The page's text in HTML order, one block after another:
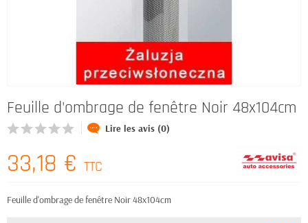
Feuille d'ombrage de fenêtre Noir 48x104cm
Lire les avis (0)
33,18 € TTC
Feuille d'ombrage de fenêtre Noir 48x104cm